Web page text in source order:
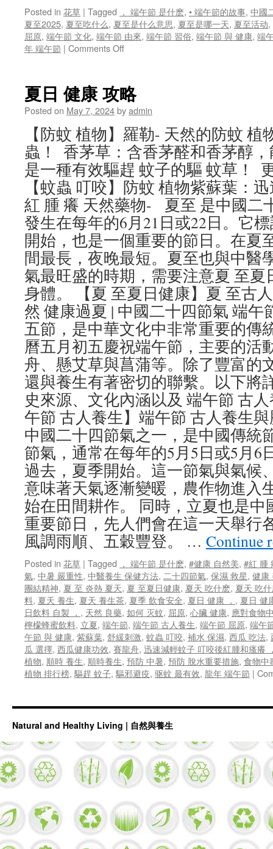
Posted in 花草 | Tagged ， 端午節 是什麽, • 端午節的故事, 中國
夏至2025, 夏至吃什么, 夏至是什么意思, 夏至是哪一天, 夏至活动,
屈原, 端午節 文化, 端午節 由來, 端午節 習俗, 端午節 與 健康, 端
年 端午節 | Comments Offon
古
人
養
與
歷
史
的
交
融
夏日 健康 攻略
Posted on May 7, 2024byadmin
【防蚊 植物】羅勒- 天然的防蚊
蟲！ 香茅草：含香茅醛和香茅醇
是一種有效驅趕 蚊子的驅 蚊草！
【蚊蟲 叮咬】防蚊 植物紫蘇葉：
紅 腫 癢 天然藥物- 夏至 是中國二
發生在每年的6月21日或22日。它
開始，也是一個重要的節日。在夏
間最長，夜晚最短。夏至也與中醫
氣最旺盛的時期，需要注意夏 至
身體。 【夏 至夏日健康】夏 至古
然 健康過夏 | 中國二十四節氣 端午
五節，是中華文化中非常重要的傳
曆五月初五慶祝端午節，主要的活
舟、懸艾草與菖蒲等。除了豐富的
還與養生有著密切的聯繫。以下將
史來源、文化內涵以及 端午節 古
午節 古人養生】端午節 古人養生
中國二十四節氣之一，是中國傳統
節氣，通常在每年的5月5日或5月6
過去，夏季開始。這一節氣與氣候
意味著天氣逐漸變暖，農作物進入
始在田間耕作。 同時，立夏也是
重要節日，先人們會在這一天舉行
風調雨順、五穀豐登。 … Continue
Posted in 花草 | Tagged ， 端午節 是什麽, #健康 自然美, #紅 腫
氣, 中暑 嚴重性, 中醫養生 保健方法, 二十四節氣, 保濕 救星, 健康
團結精神, 夏 至 炎熱 夏天, 夏 至夏日健康, 夏天 吃什麽, 夏天 吃
料, 夏天 養生, 夏天 養生茶, 夏季 飲食安全, 夏日 健康 ， , 夏日 健
日飲料 自製 ， , 天然 良藥, 如何 灭蚊, 屈原, 心臟 健康, 應對食物
檸檬蜂蜜飲料, 立夏, 端午節, 端午節 古人養生, 端午節 屈原, 端午
午節 與 健康, 紫蘇葉, 舒緩刺激, 蚊蟲 叮咬, 補水 保濕, 西瓜 吃法,
瓜 選擇, 西瓜健康功效, 賽龍舟, 迅速減輕蚊子 叮咬後紅腫和瘙癢
植物, 順時 養生, 順時養生, 預防 中暑, 預防 脫水重要措施, 食物中
植物 排行榜, 驅趕 蚊子, 驅邪避疫, 驱蚊 最有效, 龍年 端午節 |
Natural and Healthy Living | 自然與養生